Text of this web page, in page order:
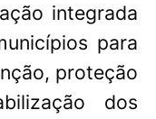
integrada
para
proteção
dos